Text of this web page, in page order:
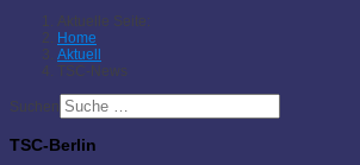
Aktuelle Seite:
Home
Aktuell
TSC-News
Suchen
TSC-Berlin